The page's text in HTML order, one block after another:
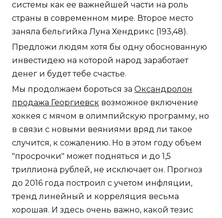
системы как ее важнейшей части на роль
страны в современном мире. Второе место
заняла бельгийка Луна Хендрикс (193,48).
Предложи людям хотя бы одну обоснованную
инвестидею на которой народ заработает
денег и будет тебе счастье.
Мы продолжаем бороться за Оксандролон
продажа Георгиевск возможное включение
хоккея с мячом в олимпийскую программу, но
в связи с новыми веяниями вряд ли такое
случится, к сожалению. Но в этом году объем
"просрочки" может подняться и до 1,5
триллиона рублей, не исключает он. Прогноз
до 2016 года построил с учетом инфляции,
тренд линейный и корреляция весьма
хорошая. И здесь очень важно, какой тезис